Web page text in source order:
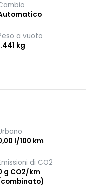
a vuoto
kg
l/100 km
di CO2
g CO2/km